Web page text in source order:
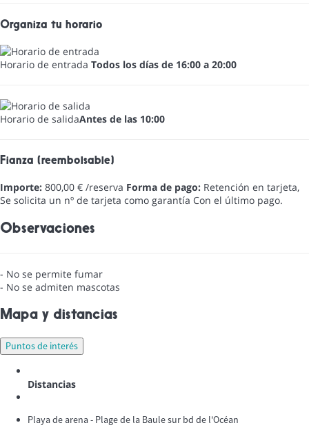
Organiza tu horario
Horario de entrada Todos los días de 16:00 a 20:00
Horario de salidaAntes de las 10:00
Fianza (reembolsable)
Importe: 800,00 € /reserva Forma de pago: Retención en tarjeta,
Se solicita un nº de tarjeta como garantía Con el último pago.
Observaciones
- No se permite fumar
- No se admiten mascotas
Mapa y distancias
Puntos de interés
Distancias
Playa de arena - Plage de la Baule sur bd de l'Océan